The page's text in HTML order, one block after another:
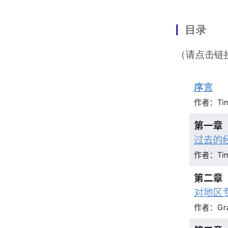
目录
（请点击链
序言
作者：
第一章
过去的
作者：
第二章
对地区
作者：